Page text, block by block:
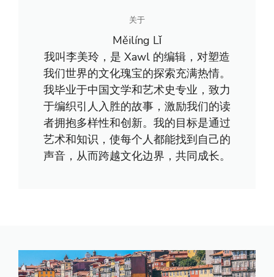
关于
Měilíng Lǐ
我叫李美玲，是 Xawl 的编辑，对塑造
我们世界的文化瑰宝的探索充满热情。
我毕业于中国文学和艺术史专业，致力
于编织引人入胜的故事，激励我们的读
者拥抱多样性和创新。我的目标是通过
艺术和知识，使每个人都能找到自己的
声音，从而跨越文化边界，共同成长。